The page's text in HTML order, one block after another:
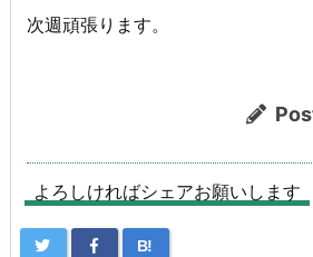
次週頑張ります。
よろしければシェアお願いします
B!